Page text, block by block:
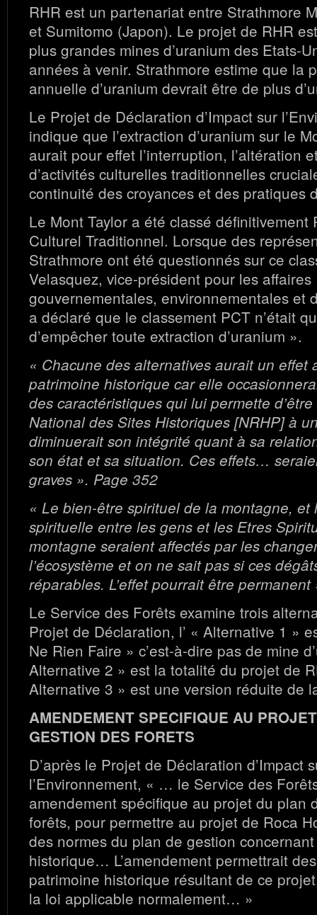
RHR est un partenariat entre Strathmore
et Sumitomo (Japon). Le projet de RHR
plus grandes mines d’uranium des Etats-
années à venir. Strathmore estime que la
annuelle d’uranium devrait être de plus
Le Projet de Déclaration d’Impact sur
indique que l’extraction d’uranium sur le
aurait pour effet l’interruption, l’altération
d’activités culturelles traditionnelles
continuité des croyances et des pratiques
Le Mont Taylor a été classé définitivement
Culturel Traditionnel. Lorsque des
Strathmore ont été questionnés sur ce
Velasquez, vice-président pour les affaires
gouvernementales, environnementales et
a déclaré que le classement PCT n’était
d’empêcher toute extraction d’uranium ».
« Chacune des alternatives aurait un effet
patrimoine historique car elle
des caractéristiques qui lui permette
National des Sites Historiques [NRHP] à
diminuerait son intégrité quant à sa
son état et sa situation. Ces effets…
graves ». Page 352
« Le bien-être spirituel de la montagne, et
spirituelle entre les gens et les Etres
montagne seraient affectés par les
l’écosystème et on ne sait pas si ces
réparables. L’effet pourrait être
Le Service des Forêts examine trois
Projet de Déclaration, l’ « Alternative 1 »
Ne Rien Faire » c’est-à-dire pas de mine
Alternative 2 » est la totalité du projet de
Alternative 3 » est une version réduite de
AMENDEMENT SPECIFIQUE AU
GESTION DES FORETS
D’après le Projet de Déclaration d’Impact
l’Environnement, « … le Service des
amendement spécifique au projet du plan
forêts, pour permettre au projet de Roca
des normes du plan de gestion
historique… L’amendement permettrait
patrimoine historique résultant de ce
la loi applicable normalement… »